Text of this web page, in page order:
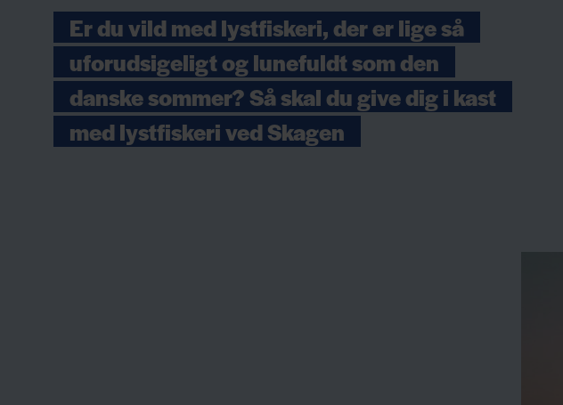
Er du vild med lystfiskeri, der er lige så
uforudsigeligt og lunefuldt som den
danske sommer? Så skal du give dig i kast
med lystfiskeri ved Skagen